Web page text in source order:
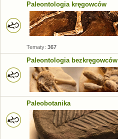
Paleontologia kręgowców
Tematy: 367
Paleontologia bezkręgowców
Paleobotanika